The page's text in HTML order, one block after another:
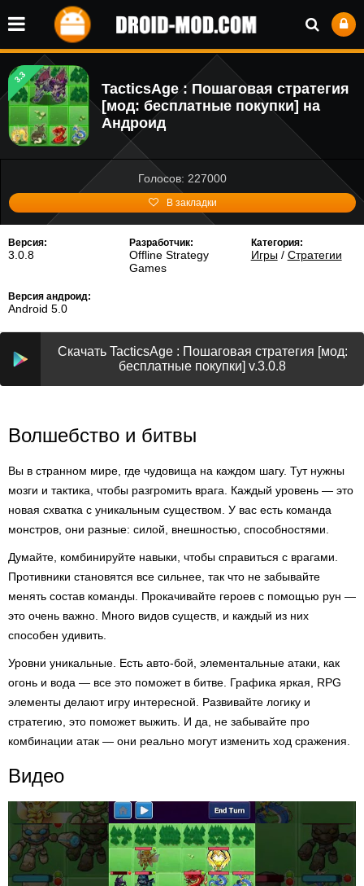
3.3
TacticsAge : Пошаговая стратегия
[мод: бесплатные покупки] на
Андроид
Голосов: 227000
В закладки
Версия:
3.0.8
Разработчик:
Offline Strategy
Games
Категория:
Игры/ Стратегии
Версия андроид:
Android 5.0
Скачать TacticsAge : Пошаговая стратегия [мод:
бесплатные покупки] v.3.0.8
Волшебство и битвы
Вы в странном мире, где чудовища на каждом шагу. Тут нужны
мозги и тактика, чтобы разгромить врага. Каждый уровень — это
новая схватка с уникальным существом. У вас есть команда
монстров, они разные: силой, внешностью, способностями.
Думайте, комбинируйте навыки, чтобы справиться с врагами.
Противники становятся все сильнее, так что не забывайте
менять состав команды. Прокачивайте героев с помощью рун —
это очень важно. Много видов существ, и каждый из них
способен удивить.
Уровни уникальные. Есть авто-бой, элементальные атаки, как
огонь и вода — все это поможет в битве. Графика яркая, RPG
элементы делают игру интересной. Развивайте логику и
стратегию, это поможет выжить. И да, не забывайте про
комбинации атак — они реально могут изменить ход сражения.
Видео